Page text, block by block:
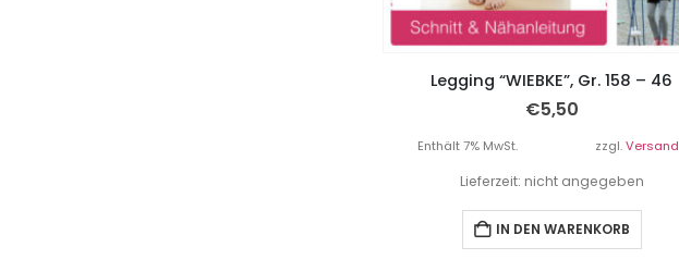
Legging “WIEBKE”, Gr. 158 – 46
€5,50
Enthält 7% MwSt. zzgl.Versand
Lieferzeit: nicht angegeben
IN DEN WARENKORB